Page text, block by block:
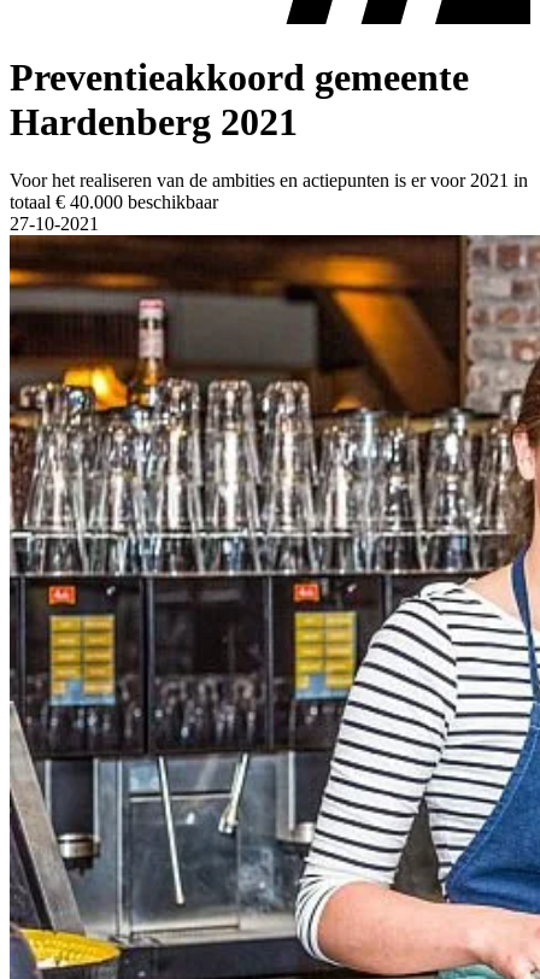
Preventieakkoord gemeente
Hardenberg 2021
Voor het realiseren van de ambities en actiepunten is er voor 2021 in
totaal € 40.000 beschikbaar
27-10-2021